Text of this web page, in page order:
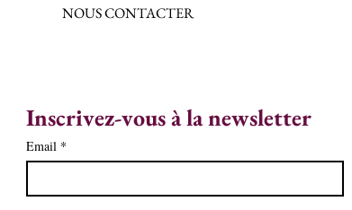
NOUS CONTACTER
Inscrivez-vous à la newsletter
Email *